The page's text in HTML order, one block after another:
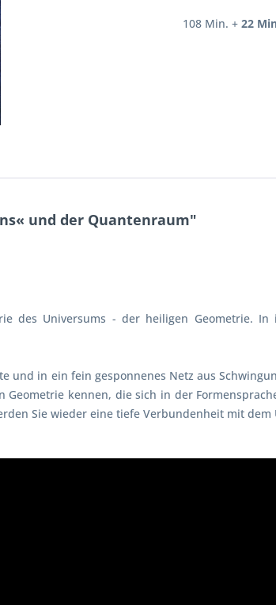
108 Min. +22
und der Quantenraum"
des Universums - der heiligen Geometrie.
und in ein fein gesponnenes Netz aus
kennen, die sich in der
Sie wieder eine tiefe Verbundenheit mit dem